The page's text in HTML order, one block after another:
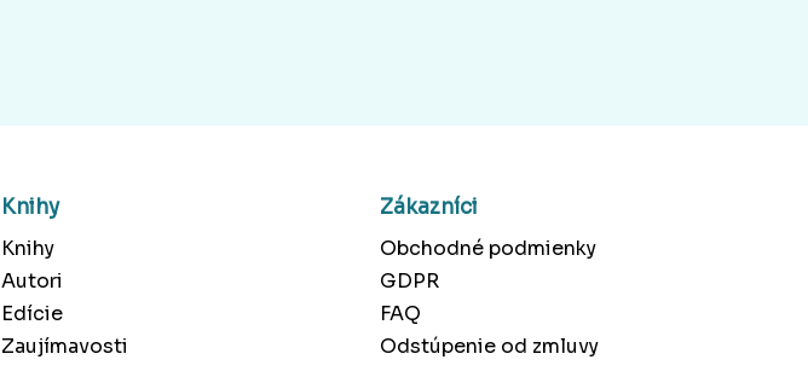
Knihy
Knihy
Autori
Edície
Zaujímavosti
Zákazníci
Obchodné podmienky
GDPR
FAQ
Odstúpenie od zmluvy